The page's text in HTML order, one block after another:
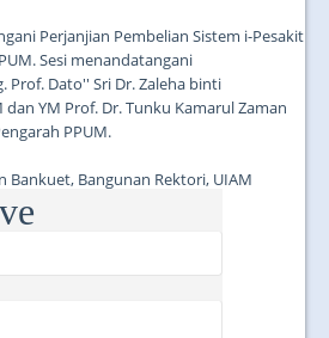
Perjanjian Pembelian Sistem i-Pesakit
Sesi menandatangani
Prof. Dato'' Sri Dr. Zaleha binti
YM Prof. Dr. Tunku Kamarul Zaman
PPUM.
Bankuet, Bangunan Rektori, UIAM